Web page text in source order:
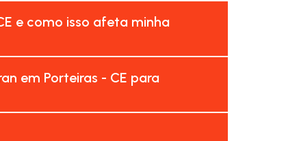
e como isso afeta minha
em Porteiras - CE para